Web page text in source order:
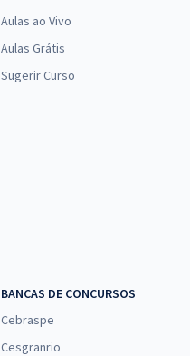
Aulas ao Vivo
Aulas Grátis
Sugerir Curso
BANCAS DE CONCURSOS
Cebraspe
Cesgranrio